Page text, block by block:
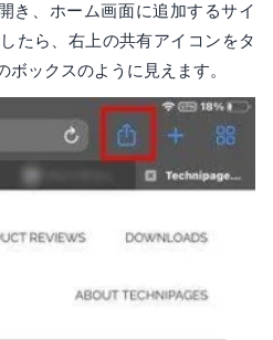
き、ホーム画面に追加するサイ
たら、右上の共有アイコンをタ
ックスのように見えます。